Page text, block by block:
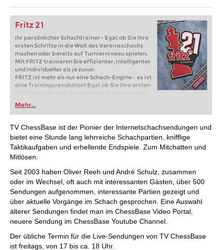
Fritz 21
Ihr persönlicher Schachtrainer - Egal, ob Sie Ihre
ersten Schritte in die Welt des Vereinsschachs
machen oder bereits auf Turnierniveau spielen:
Mit FRITZ trainieren Sie effizienter, intelligenter
und individueller als je zuvor.
FRITZ ist mehr als nur eine Schach-Engine – es ist
eine Trainingsrevolution! Egal, ob Sie Ihre ersten
Schritte in die Welt des Vereinsschachs machen
oder bereits auf Turnierniveau spielen: Mit
FRITZ trainieren Sie effizienter, intelligenter und
individueller als je zuvor.
Mehr...
TV ChessBase ist der Pionier der Internetschachsendungen und
bietet eine Stunde lang lehrreiche Schachpartien, knifflige
Taktikaufgaben und erhellende Endspiele. Zum Mitchatten und
Mitlösen.
Seit 2003 haben Oliver Reeh und André Schulz, zusammen
oder im Wechsel, oft auch mit interessanten Gästen, über 500
Sendungen aufgenommen, interessante Partien gezeigt und
über aktuelle Vorgänge im Schach gesprochen. Eine Auswahl
älterer Sendungen findet man im ChessBase Video Portal,
neuere Sendung im ChessBase Youtube Channel.
Der übliche Termin für die Live-Sendungen von TV ChessBase
ist freitags, von 17 bis ca. 18 Uhr.